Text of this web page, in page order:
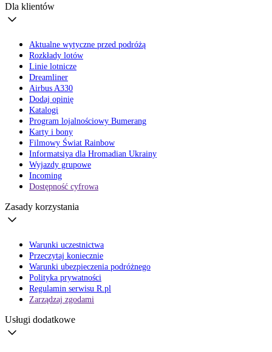
Dla klientów
Aktualne wytyczne przed podróżą
Rozkłady lotów
Linie lotnicze
Dreamliner
Airbus A330
Dodaj opinię
Katalogi
Program lojalnościowy Bumerang
Karty i bony
Filmowy Świat Rainbow
Informatsiya dla Hromadian Ukrainy
Wyjazdy grupowe
Incoming
Dostępność cyfrowa
Zasady korzystania
Warunki uczestnictwa
Przeczytaj koniecznie
Warunki ubezpieczenia podróżnego
Polityka prywatności
Regulamin serwisu R.pl
Zarządzaj zgodami
Usługi dodatkowe